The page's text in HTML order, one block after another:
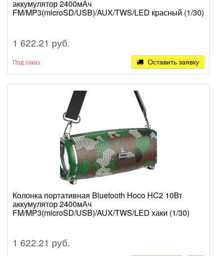
аккумулятор 2400мАч
FM/MP3(microSD/USB)/AUX/TWS/LED красный (1/30)
1 622.21 руб.
Под заказ Оставить заявку
Колонка портативная Bluetooth Hoco HC2 10Вт
аккумулятор 2400мАч
FM/MP3(microSD/USB)/AUX/TWS/LED хаки (1/30)
1 622.21 руб.